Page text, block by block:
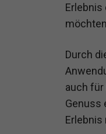
Erlebnis
Durch
auch für
Genuss
Erlebnis